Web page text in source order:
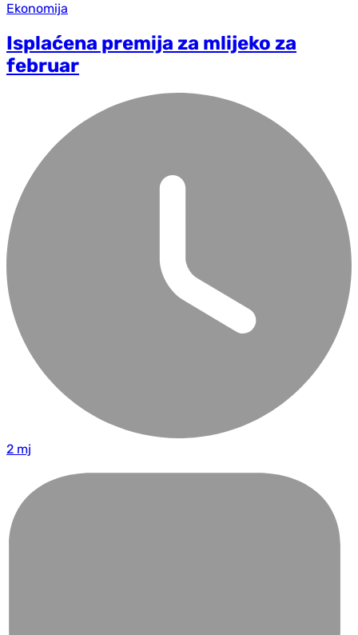
Ekonomija
Isplaćena premija za mlijeko za
februar
2 mj